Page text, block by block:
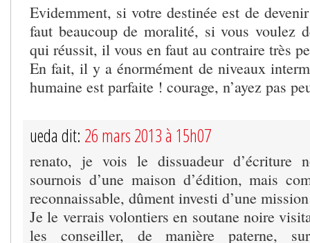
Evidemment, si votre destinée est de
faut beaucoup de moralité, si vous voulez
qui réussit, il vous en faut au contraire très
En fait, il y a énormément de niveaux
humaine est parfaite ! courage, n’ayez pas
ueda dit: 26 mars 2013 à 15h07
renato, je vois le dissuadeur d’écriture
sournois d’une maison d’édition, mais
reconnaissable, dûment investi d’une
Je le verrais volontiers en soutane noire
les conseiller, de manière paterne,